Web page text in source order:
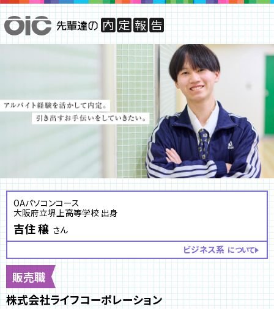
OAパソコンコース
大阪府立堺上高等学校 出身
吉住 穣 さん
ビジネス系 について
販売職
株式会社ライフコーポレーション